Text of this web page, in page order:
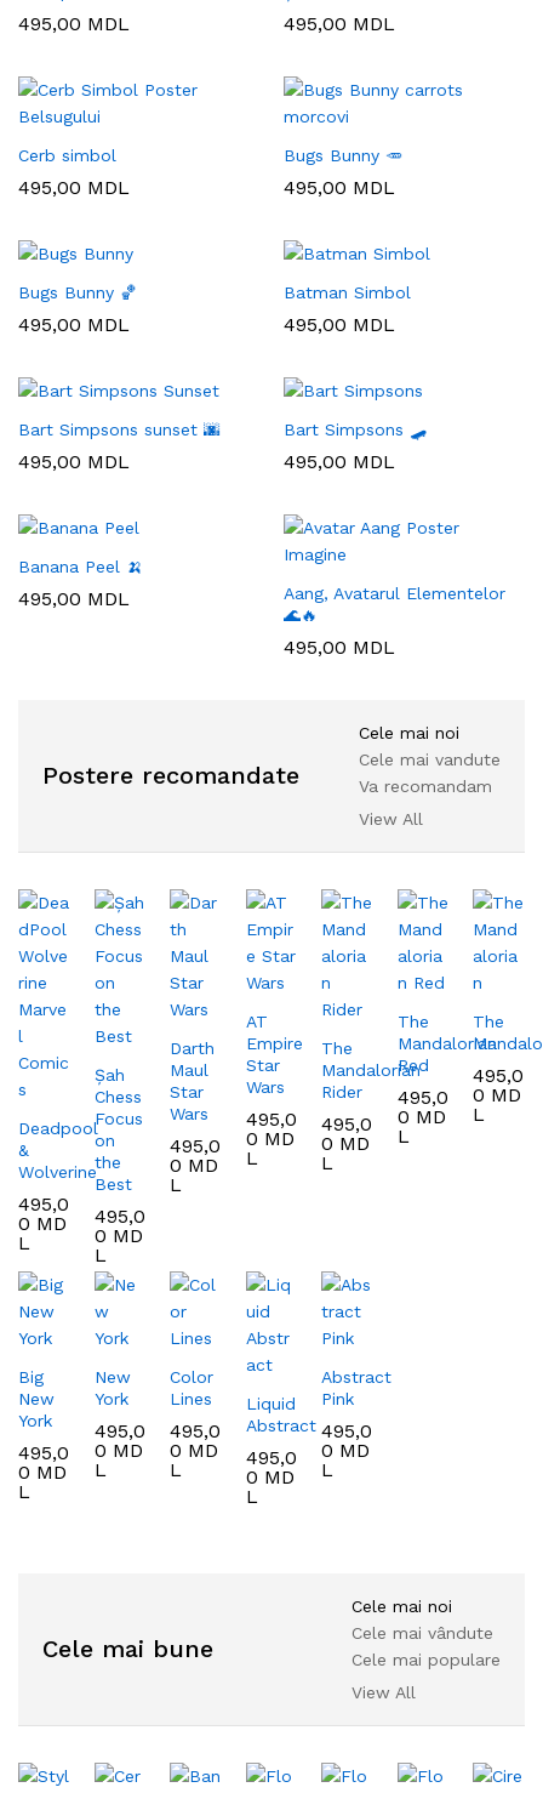
495,00 MDL 495,00 MDL
Cerb simbol
495,00 MDL
Bugs Bunny 🥕
495,00 MDL
Bugs Bunny 🏀
495,00 MDL
Batman Simbol
495,00 MDL
Bart Simpsons sunset 🌆
495,00 MDL
Bart Simpsons 🛹
495,00 MDL
Banana Peel 🍌
495,00 MDL
Aang, Avatarul Elementelor
🌊🔥
495,00 MDL
Postere recomandate
Cele mai noi
Cele mai vandute
Va recomandam
View All
Deadpool
&
Wolverine
495,0
0 MD
L
Șah
Chess
Focus
on
the
Best
495,0
0 MD
L
Darth
Maul
Star
Wars
495,0
0 MD
L
AT
Empire
Star
Wars
495,0
0 MD
L
The
Mandalorian
Rider
495,0
0 MD
L
The
Mandalorian
Red
495,0
0 MD
L
The
495,0
0 MD
L
Big
New
York
495,0
0 MD
L
New
York
495,0
0 MD
L
Color
Lines
495,0
0 MD
L
Liquid
Abstract
495,0
0 MD
L
Abstract
Pink
495,0
0 MD
L
Cele mai bune
Cele mai noi
Cele mai vândute
Cele mai populare
View All